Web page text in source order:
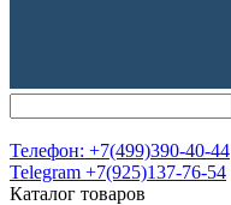
Телефон: +7(499)390-40-44
Telegram +7(925)137-76-54
Каталог товаров